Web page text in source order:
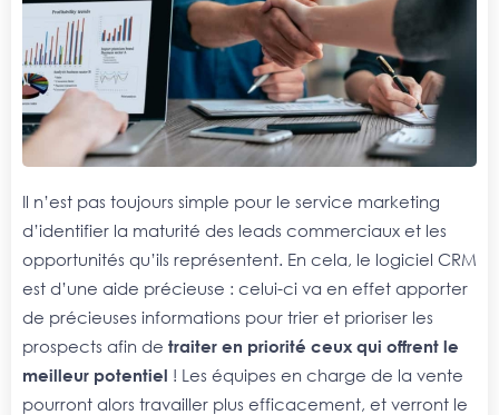
Il n’est pas toujours simple pour le service marketing
d’identifier la maturité des leads commerciaux et les
opportunités qu’ils représentent. En cela, le logiciel CRM
est d’une aide précieuse : celui-ci va en effet apporter
de précieuses informations pour trier et prioriser les
prospects afin de traiter en priorité ceux qui offrent le
meilleur potentiel ! Les équipes en charge de la vente
pourront alors travailler plus efficacement, et verront le